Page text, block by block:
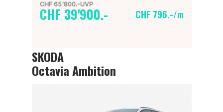
CHF 65'800.-UVP
CHF 39'900.- CHF 796.-/m
SKODA
Octavia Ambition